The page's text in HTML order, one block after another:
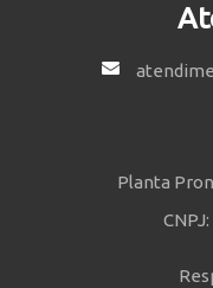
Planta